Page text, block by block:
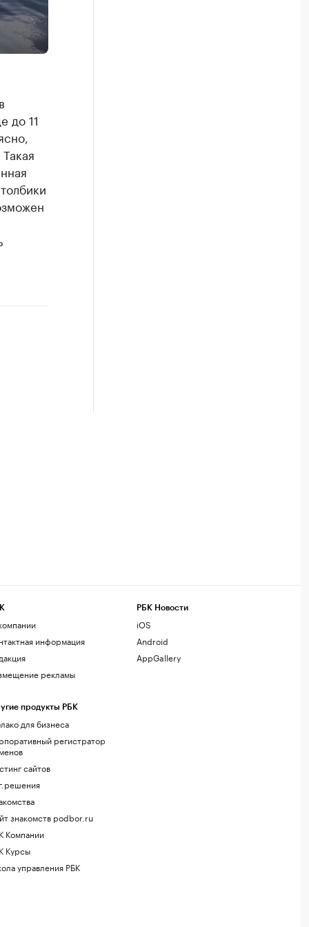
до 11
информация
рекламы
продукты РБК
для бизнеса
регистратор
сайтов
знакомств podbor.ru
Компании
Курсы
управления РБК
РБК Новости
iOS
Android
AppGallery